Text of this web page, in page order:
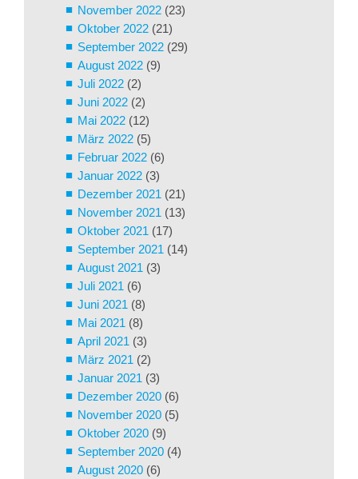
November 2022 (23)
Oktober 2022 (21)
September 2022 (29)
August 2022 (9)
Juli 2022 (2)
Juni 2022 (2)
Mai 2022 (12)
März 2022 (5)
Februar 2022 (6)
Januar 2022 (3)
Dezember 2021 (21)
November 2021 (13)
Oktober 2021 (17)
September 2021 (14)
August 2021 (3)
Juli 2021 (6)
Juni 2021 (8)
Mai 2021 (8)
April 2021 (3)
März 2021 (2)
Januar 2021 (3)
Dezember 2020 (6)
November 2020 (5)
Oktober 2020 (9)
September 2020 (4)
August 2020 (6)